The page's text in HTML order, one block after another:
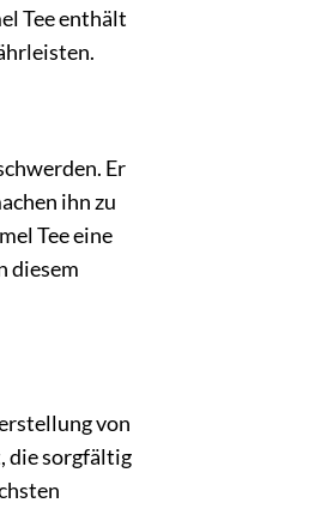
Tee enthält
Er
ihn zu
Tee eine
diesem
von
die sorgfältig